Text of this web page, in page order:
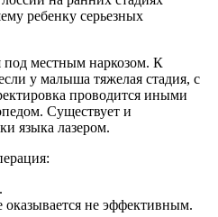
ребенку серьезных
под местным наркозом. К
у малыша тяжелая стадия, с
проводится иными
Существует и
языка лазером.
оказывается не эффективным.